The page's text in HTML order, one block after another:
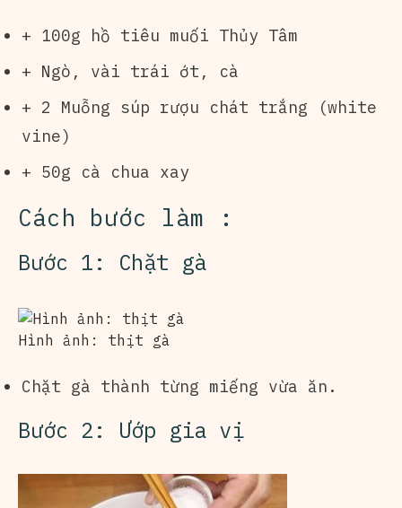
+ 100g hồ tiêu muối Thủy Tâm
+ Ngò, vài trái ớt, cà
+ 2 Muỗng súp rượu chát trắng (white
vine)
+ 50g cà chua xay
Cách bước làm :
Bước 1: Chặt gà
Hình ảnh: thịt gà
Chặt gà thành từng miếng vừa ăn.
Bước 2: Ướp gia vị